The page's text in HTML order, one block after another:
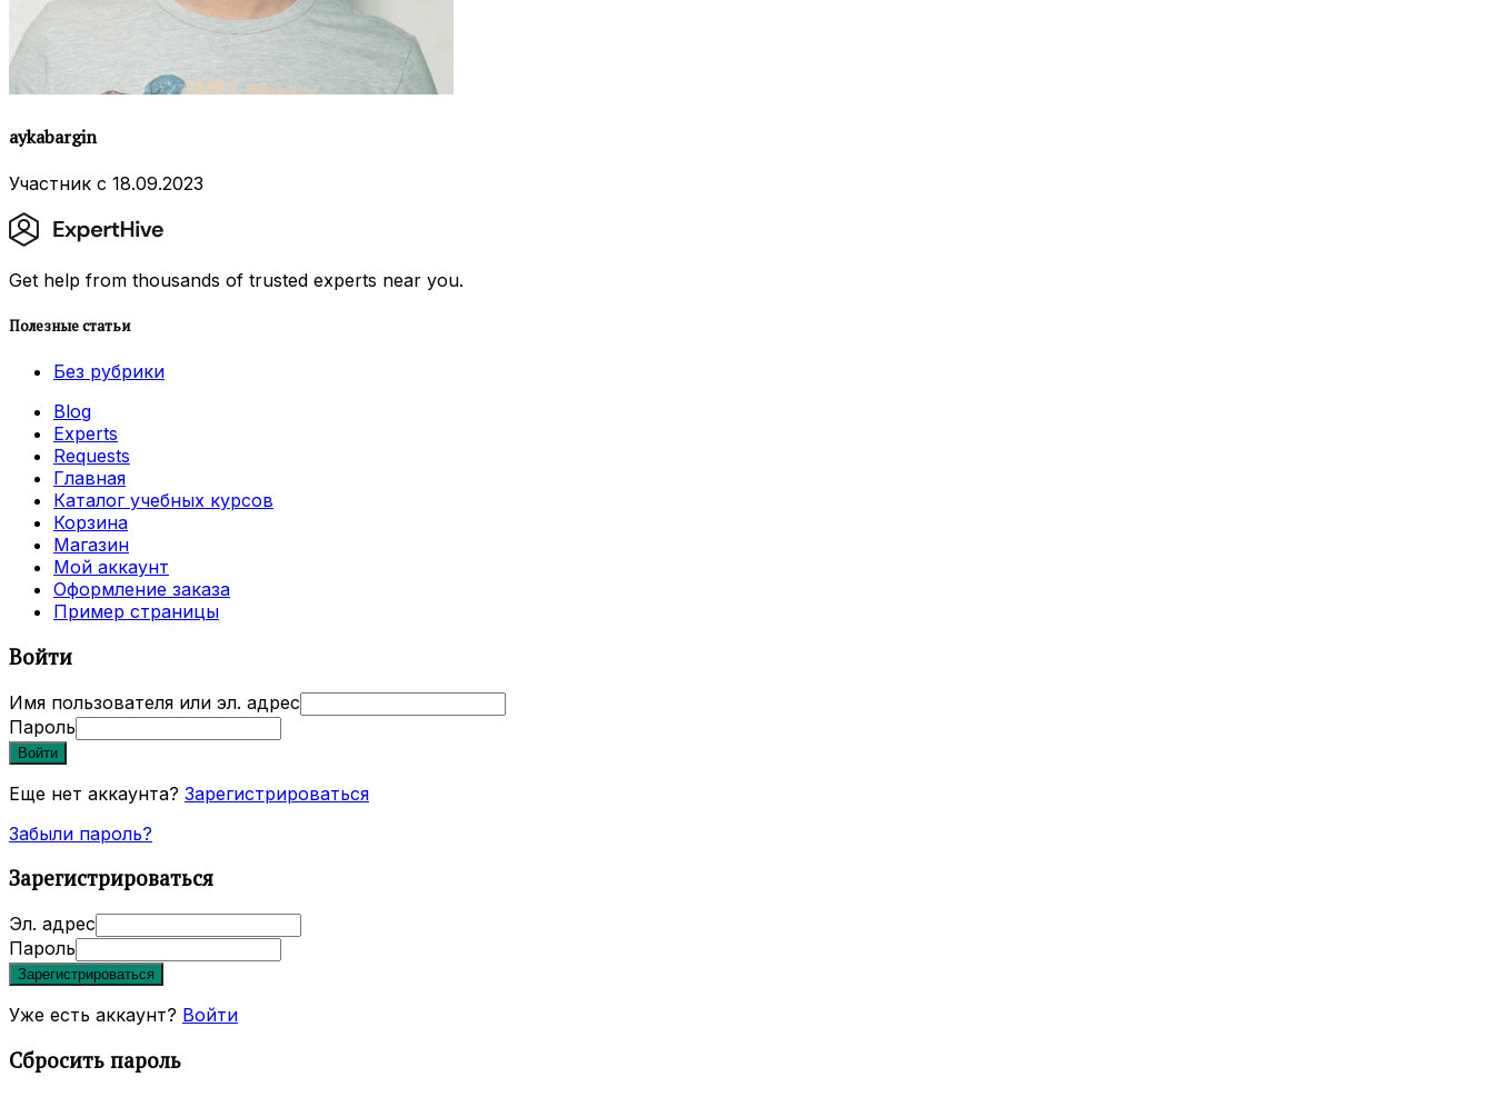
aykabargin
Участник с 18.09.2023
Get help from thousands of trusted experts near you.
Полезные статьи
Без рубрики
Blog
Experts
Requests
Главная
Каталог учебных курсов
Корзина
Магазин
Мой аккаунт
Оформление заказа
Пример страницы
Войти
Имя пользователя или эл. адрес
Пароль
Войти
Еще нет аккаунта? Зарегистрироваться
Забыли пароль?
Зарегистрироваться
Эл. адрес
Пароль
Зарегистрироваться
Уже есть аккаунт? Войти
Сбросить пароль